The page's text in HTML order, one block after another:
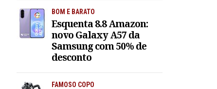
BOM E BARATO
Esquenta 8.8 Amazon:
novo Galaxy A57 da
Samsung com 50% de
desconto
FAMOSO COPO